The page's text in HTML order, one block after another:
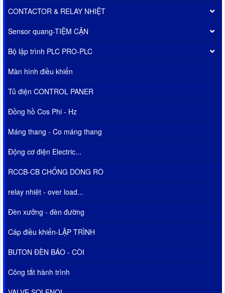
CONTACTOR & RELAY NHIỆT
Sensor quang-TIỆM CẬN
Bộ lập trình PLC PRO-PLC
Màn hình điều khiển
Tủ điện CONTROL PANER
Đồng hồ Cos Phi - Hz
Máng thang - Co máng thang
Động cơ điện Electric...
RCCB-CB CHỐNG DÒNG RÒ
relay nhiêt - over load...
Đèn xưởng - đèn đường
Cáp điều khiển-LẬP TRÌNH
BUTON ĐÈN BÁO - CÒI
Công tắt hành trình